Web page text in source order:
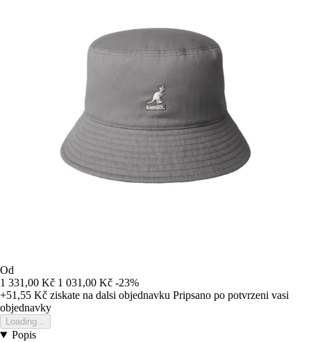
Od
1 331,00 Kč 1 031,00 Kč -23%
+51,55 Kč ziskate na dalsi objednavku Pripsano po potvrzeni vasi
objednavky
Loading...
Popis